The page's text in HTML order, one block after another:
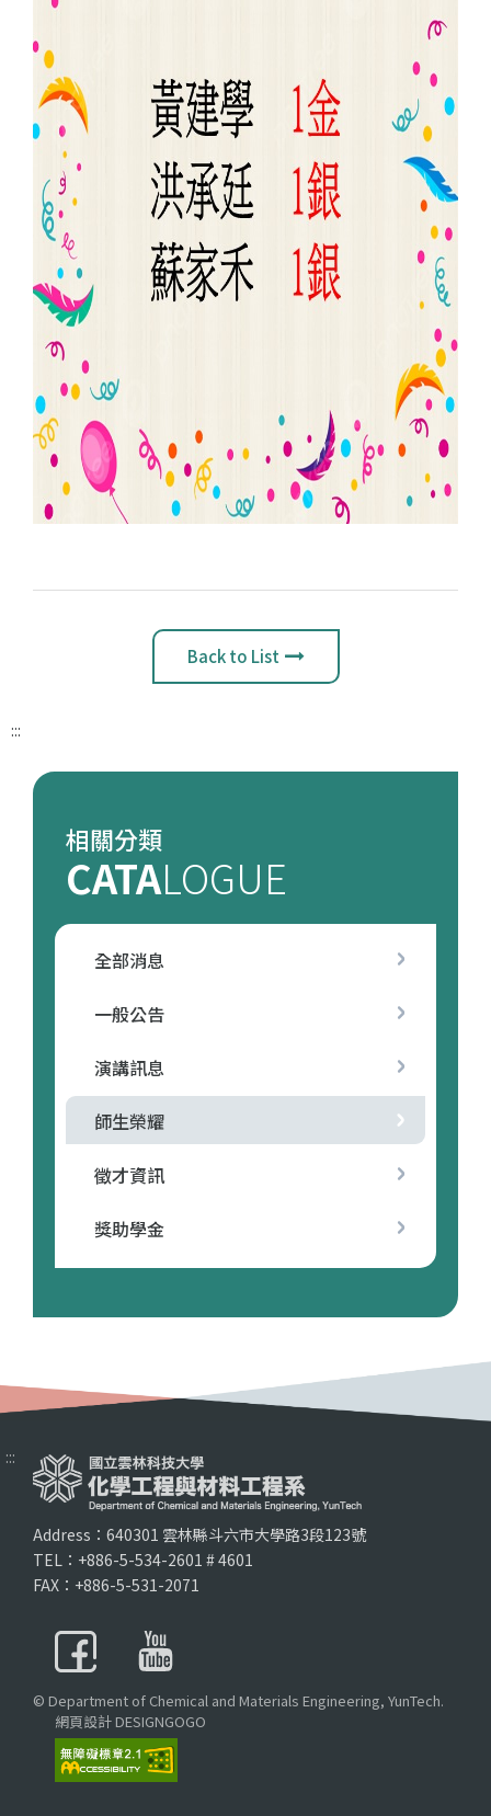
Back to List
:::
相關分類
CATALOGUE
全部消息
一般公告
演講訊息
師生榮耀
徵才資訊
獎助學金
:::
Address：640301 雲林縣斗六市大學路3段123號
TEL：+886-5-534-2601 # 4601
FAX：+886-5-531-2071
© Department of Chemical and Materials Engineering, YunTech.
網頁設計 DESIGNGOGO